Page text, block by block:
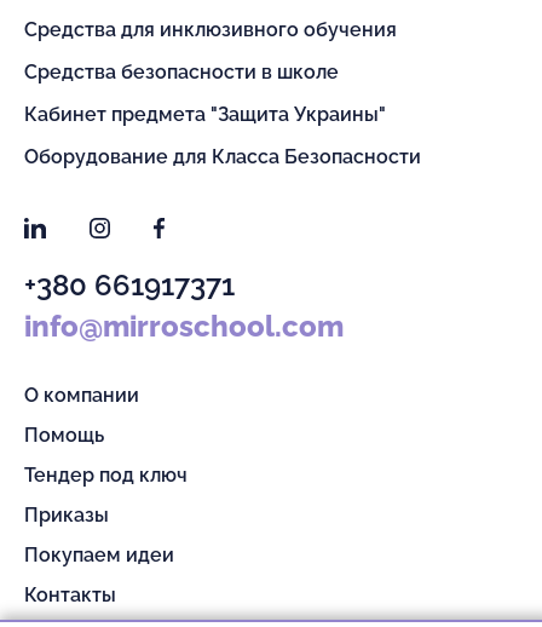
Средства для инклюзивного обучения
Средства безопасности в школе
Кабинет предмета "Защита Украины"
Оборудование для Класса Безопасности
LinkedInInstagramFacebook
+380 661917371
info@mirroschool.com
О компании
Помощь
Тендер под ключ
Приказы
Покупаем идеи
Контакты